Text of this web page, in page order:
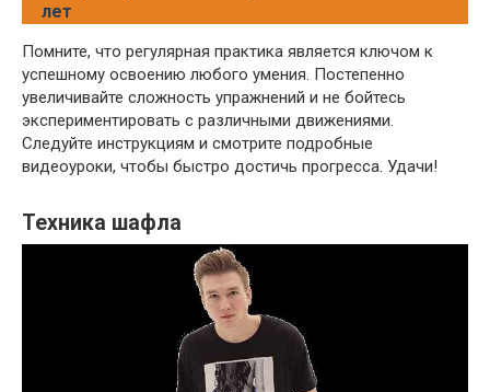
лет
Помните, что регулярная практика является ключом к
успешному освоению любого умения. Постепенно
увеличивайте сложность упражнений и не бойтесь
экспериментировать с различными движениями.
Следуйте инструкциям и смотрите подробные
видеоуроки, чтобы быстро достичь прогресса. Удачи!
Техника шафла